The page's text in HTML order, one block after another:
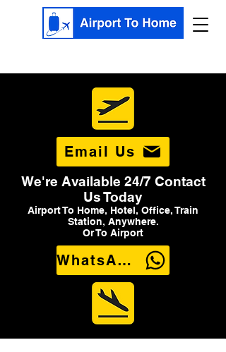
Email Us
We're Available 24/7 Contact
Us Today
Airport To Home, Hotel, Office, Train
Station, Anywhere.
Or To Airport
WhatsApp Us